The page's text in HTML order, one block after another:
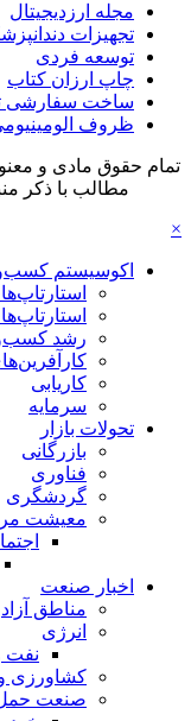
مجله ارزدیجیتال
تجهیزات
توسعه فردی
چاپ ارزان کتاب
ساخت سفارشی
ظروف
تمام حقوق مادی و
مطالب با ذکر
×
اکوسیستم
رشد
کاریابی
سرمایه
تحولات بازار
بازرگانی
فناوری
گردشگری
معیشت
اخبار صنعت
مناطق آزاد
انرژی
نفت
کشاورزی
صنعت